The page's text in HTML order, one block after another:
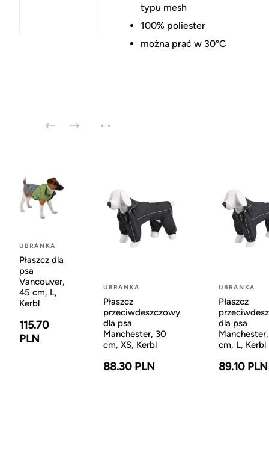
typu mesh
100% poliester
można prać w 30°C
UBRANKA
Płaszcz dla
psa
Vancouver,
45 cm, L,
Kerbl
115.70
PLN
UBRANKA
Płaszcz
przeciwdeszczowy
dla psa
Manchester, 30
cm, XS, Kerbl
88.30 PLN
UBRANKA
Płaszcz
dla psa
cm, L, Kerbl
89.10 PLN